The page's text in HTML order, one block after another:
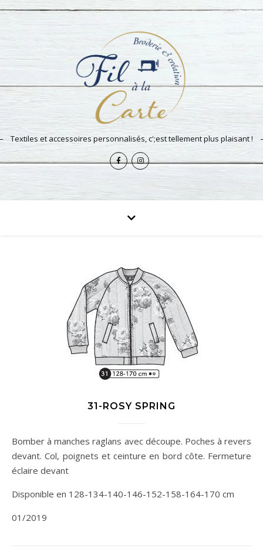
Textiles et accessoires personnalisés, c';est tellement plus plaisant !
31-ROSY SPRING
Bomber à manches raglans avec découpe. Poches à revers
devant. Col, poignets et ceinture en bord côte. Fermeture
éclaire devant
Disponible en 128-134-140-146-152-158-164-170 cm
01/2019